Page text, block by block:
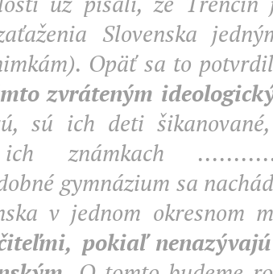
Slovenska
Opäť sa to
zvráteným
sú ich deti
známkach
gymnázium sa
v jednom okresnom
pokiaľ